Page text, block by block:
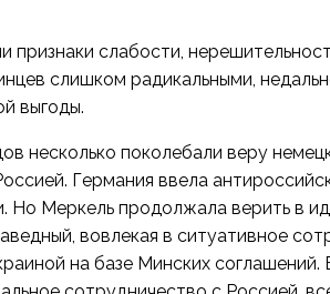
признаки слабости,
слишком радикальными,
выгоды.
несколько поколебали веру
Германия ввела
Но Меркель продолжала верить в
вовлекая в ситуативное
на базе Минских соглашений.